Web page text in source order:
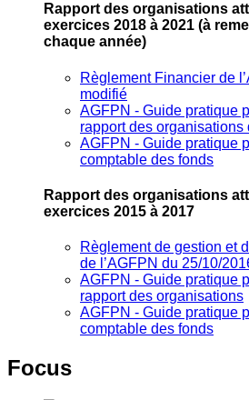
Rapport des organisations
exercices 2018 à 2021 (à
chaque année)
Règlement Financier de
modifié
AGFPN ‐ Guide pratique
rapport des organisations
AGFPN ‐ Guide pratique
comptable des fonds
Rapport des organisations
exercices 2015 à 2017
Règlement de gestion et
de l’AGFPN du 25/10/
AGFPN ‐ Guide pratique
rapport des organisations
AGFPN ‐ Guide pratique
comptable des fonds
Focus